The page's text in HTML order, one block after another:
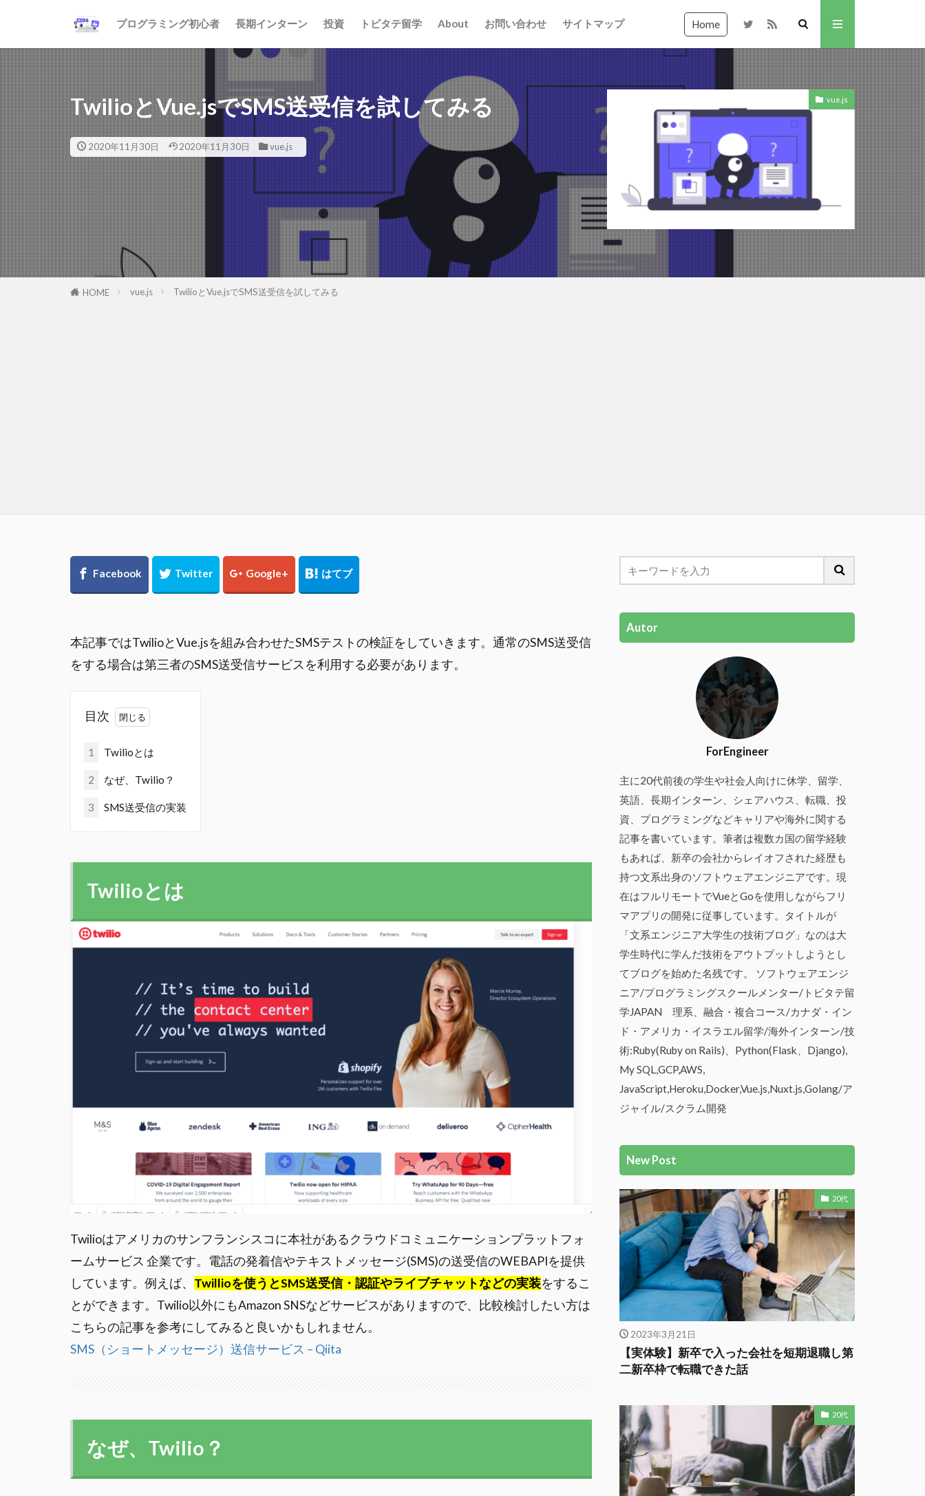
プログラミング初心者 長期インターン 投資 トビタテ留学 About お問い合わせ サイトマップ Home
TwilioとVue.jsでSMS送受信を試してみる
2020年11月30日 2020年11月30日 vue.js
vue.js
HOME vue.js TwilioとVue.jsでSMS送受信を試してみる
本記事ではTwilioとVue.jsを組み合わせたSMSテストの検証をしていきます。通常のSMS送受信
をする場合は第三者のSMS送受信サービスを利用する必要があります。
目次
1 Twilioとは
2 なぜ、Twilio？
3 SMS送受信の実装
Twilioとは
Twilioはアメリカのサンフランシスコに本社があるクラウドコミュニケーションプラットフォ
ームサービス 企業です。電話の発着信やテキストメッセージ(SMS)の送受信のWEBAPIを提供
しています。例えば、 Twillioを使うとSMS送受信・認証やライブチャットなどの実装をするこ
とができます。Twilio以外にもAmazon SNSなどサービスがありますので、比較検討したい方は
こちらの記事を参考にしてみると良いかもしれません。
SMS（ショートメッセージ）送信サービス – Qiita
なぜ、Twilio？
Autor
ForEngineer
主に20代前後の学生や社会人向けに休学、留学、
英語、長期インターン、シェアハウス、転職、投
資、プログラミングなどキャリアや海外に関する
記事を書いています。筆者は複数カ国の留学経験
もあれば、新卒の会社からレイオフされた経歴も
持つ文系出身のソフトウェアエンジニアです。現
在はフルリモートでVueとGoを使用しながらフリ
マアプリの開発に従事しています。タイトルが
「文系エンジニア大学生の技術ブログ」なのは大
学生時代に学んだ技術をアウトプットしようとし
てブログを始めた名残です。 ソフトウェアエンジ
ニア/プログラミングスクールメンター/トビタテ留
学JAPAN 理系、融合・複合コース/カナダ・イン
ド・アメリカ・イスラエル留学/海外インターン/技
術:Ruby(Ruby on Rails)、Python(Flask、Django),
My SQL,GCP,AWS,
JavaScript,Heroku,Docker,Vue.js,Nuxt.js,Golang/ア
ジャイル/スクラム開発
New Post
20代
2023年3月21日
【実体験】新卒で入った会社を短期退職し第
二新卒枠で転職できた話
20代